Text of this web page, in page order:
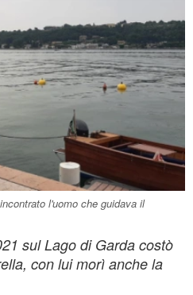
l'uomo che guidava il
sul Lago di Garda costò
con lui morì anche la